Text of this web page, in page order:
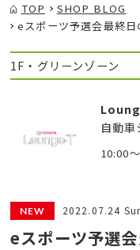
TOP
SHOP BLOG
eスポーツ予選会最終日
1F・グリーンゾーン
自動
10:00
2022.07.24
eスポーツ予選